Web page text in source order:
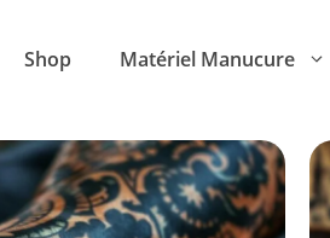
Shop Matériel Manucure